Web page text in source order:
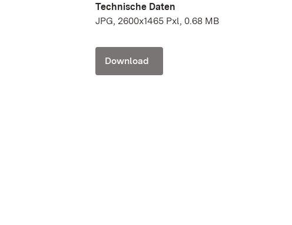
Technische Daten
JPG, 2600x1465 Pxl, 0.68 MB
Download